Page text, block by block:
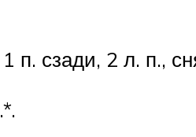
п. сзади, 2 л. п.,